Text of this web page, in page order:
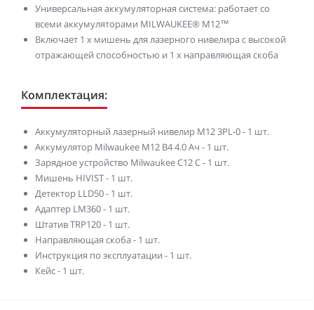
Универсальная аккумуляторная система: работает со
всеми аккумуляторами MILWAUKEE® M12™
Включает 1 х мишень для лазерного нивелира с высокой
отражающей способностью и 1 х направляющая скоба
Комплектация:
Аккумуляторный лазерный нивелир M12 3PL-0 - 1 шт.
Аккумулятор Milwaukee M12 B4 4.0 Ач - 1 шт.
Зарядное устройство Milwaukee C12 C - 1 шт.
Мишень HIVIST - 1 шт.
Детектор LLD50 - 1 шт.
Адаптер LM360 - 1 шт.
Штатив TRP120 - 1 шт.
Направляющая скоба - 1 шт.
Инструкция по эксплуатации - 1 шт.
Кейс - 1 шт.